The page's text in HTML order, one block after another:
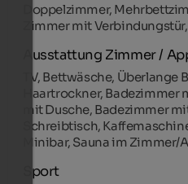
Doppelzimmer,
Zimmer mit
Ausstattung Zimmer /
TV, Bettwäsche, Überlange
Haartrockner,
mit Dusche, Badezimmer
Schreibtisch,
Minibar, Sauna im
Sport